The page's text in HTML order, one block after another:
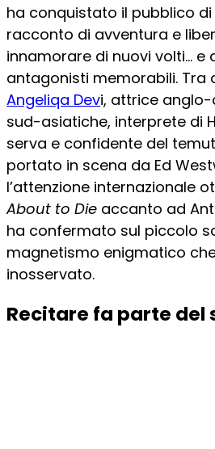
ha conquistato il pubblico di
racconto di avventura e
innamorare di nuovi volti… e
antagonisti memorabili. Tra
Angeliqa Devi, attrice
sud-asiatiche, interprete di
serva e confidente del
portato in scena da Ed
l’attenzione internazionale
About to Die accanto ad
ha confermato sul piccolo
magnetismo enigmatico
inosservato.
Recitare fa parte del